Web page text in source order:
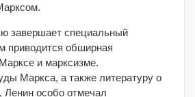
завершает специальный
приводится обширная
и марксизме.
Маркса, а также литературу о
Ленин особо отмечал